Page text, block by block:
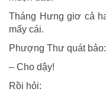
Tháng Hưng giơ cả
mấy cái.
Phượng Thư quát bảo:
– Cho dậy!
Rồi hỏi: